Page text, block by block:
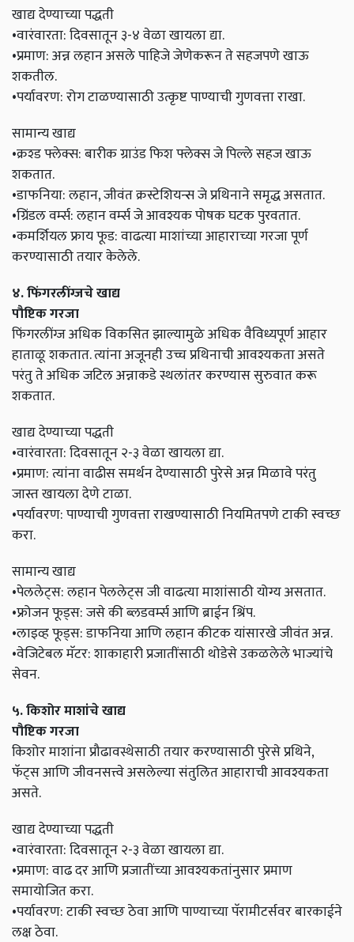
खाद्य देण्याच्या पद्धती
•वारंवारता: दिवसातून ३-४ वेळा खायला द्या.
•प्रमाण: अन्न लहान असले पाहिजे जेणेकरून ते सहजपणे खाऊ
शकतील.
•पर्यावरण: रोग टाळण्यासाठी उत्कृष्ट पाण्याची गुणवत्ता राखा.
सामान्य खाद्य
•क्रश्ड फ्लेक्स: बारीक ग्राउंड फिश फ्लेक्स जे पिल्ले सहज खाऊ
शकतात.
•डाफनिया: लहान, जीवंत क्रस्टेशियन्स जे प्रथिनाने समृद्ध असतात.
•ग्रिंडल वर्म्स: लहान वर्म्स जे आवश्यक पोषक घटक पुरवतात.
•कमर्शियल फ्राय फूड: वाढत्या माशांच्या आहाराच्या गरजा पूर्ण
करण्यासाठी तयार केलेले.
४. फिंगरलींग्जचे खाद्य
पौष्टिक गरजा
फिंगरलींग्ज अधिक विकसित झाल्यामुळे अधिक वैविध्यपूर्ण आहार
हाताळू शकतात. त्यांना अजूनही उच्च प्रथिनाची आवश्यकता असते
परंतु ते अधिक जटिल अन्नाकडे स्थलांतर करण्यास सुरुवात करू
शकतात.
खाद्य देण्याच्या पद्धती
•वारंवारता: दिवसातून २-३ वेळा खायला द्या.
•प्रमाण: त्यांना वाढीस समर्थन देण्यासाठी पुरेसे अन्न मिळावे परंतु
जास्त खायला देणे टाळा.
•पर्यावरण: पाण्याची गुणवत्ता राखण्यासाठी नियमितपणे टाकी स्वच्छ
करा.
सामान्य खाद्य
•पेललेट्स: लहान पेललेट्स जी वाढत्या माशांसाठी योग्य असतात.
•फ्रोजन फूड्स: जसे की ब्लडवर्म्स आणि ब्राईन श्रिंप.
•लाइव्ह फूड्स: डाफनिया आणि लहान कीटक यांसारखे जीवंत अन्न.
•वेजिटेबल मॅटर: शाकाहारी प्रजातींसाठी थोडेसे उकळलेले भाज्यांचे
सेवन.
५. किशोर माशांचे खाद्य
पौष्टिक गरजा
किशोर माशांना प्रौढावस्थेसाठी तयार करण्यासाठी पुरेसे प्रथिने,
फॅट्स आणि जीवनसत्त्वे असलेल्या संतुलित आहाराची आवश्यकता
असते.
खाद्य देण्याच्या पद्धती
•वारंवारता: दिवसातून २-३ वेळा खायला द्या.
•प्रमाण: वाढ दर आणि प्रजातींच्या आवश्यकतांनुसार प्रमाण
समायोजित करा.
•पर्यावरण: टाकी स्वच्छ ठेवा आणि पाण्याच्या पॅरामीटर्सवर बारकाईने
लक्ष ठेवा.